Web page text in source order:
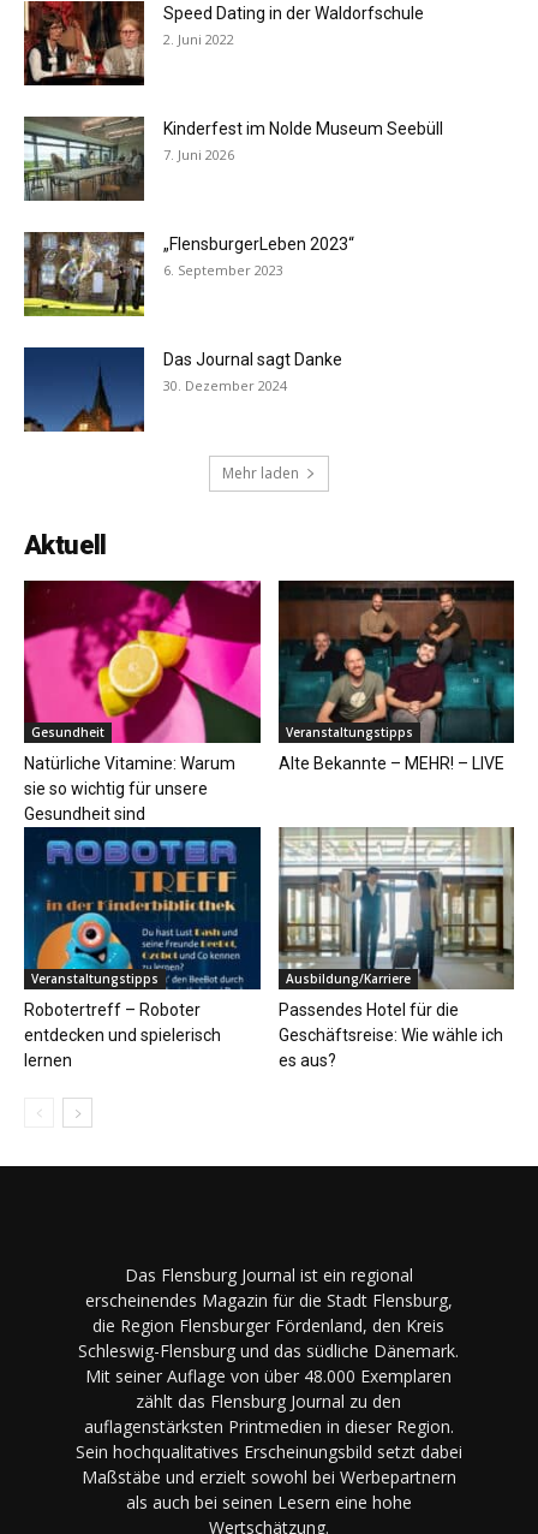
Speed Dating in der Waldorfschule
2. Juni 2022
Kinderfest im Nolde Museum Seebüll
7. Juni 2026
„FlensburgerLeben 2023“
6. September 2023
Das Journal sagt Danke
30. Dezember 2024
Mehr laden
Aktuell
Gesundheit
Natürliche Vitamine: Warum
sie so wichtig für unsere
Gesundheit sind
Veranstaltungstipps
Alte Bekannte – MEHR! – LIVE
Veranstaltungstipps
Robotertreff – Roboter
entdecken und spielerisch
lernen
Ausbildung/Karriere
Passendes Hotel für die
Geschäftsreise: Wie wähle ich
es aus?
Das Flensburg Journal ist ein regional
erscheinendes Magazin für die Stadt Flensburg,
die Region Flensburger Fördenland, den Kreis
Schleswig-Flensburg und das südliche Dänemark.
Mit seiner Auflage von über 48.000 Exemplaren
zählt das Flensburg Journal zu den
auflagenstärksten Printmedien in dieser Region.
Sein hochqualitatives Erscheinungsbild setzt dabei
Maßstäbe und erzielt sowohl bei Werbepartnern
als auch bei seinen Lesern eine hohe
Wertschätzung.